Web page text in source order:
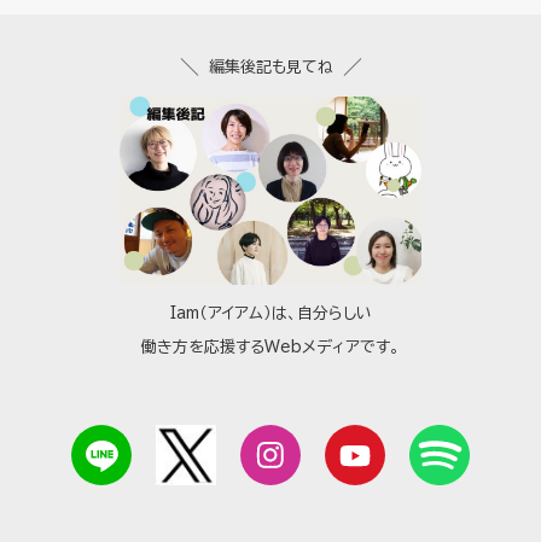
Iam（アイアム）は、自分らしい
働き方を応援するWebメディアです。
編集後記も見てね